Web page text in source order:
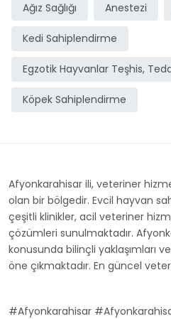
Ağız Sağlığı Anestezi
Kedi Sahiplendirme
Egzotik Hayvanlar Teşhis,
Köpek Sahiplendirme
Afyonkarahisar ili, veteriner
olan bir bölgedir. Evcil hayvan
çeşitli klinikler, acil veteriner
çözümleri sunulmaktadır.
konusunda bilinçli yaklaşımları
öne çıkmaktadır. En güncel
#Afyonkarahisar